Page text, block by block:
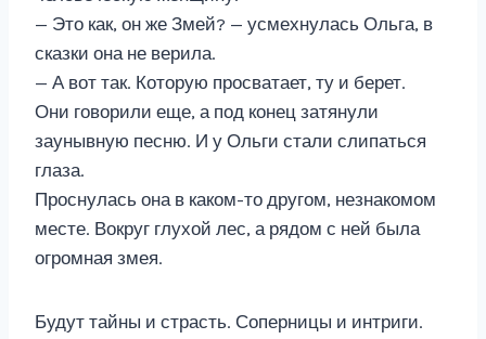
— Это как, он же Змей? — усмехнулась Ольга, в
сказки она не верила.
— А вот так. Которую просватает, ту и берет.
Они говорили еще, а под конец затянули
заунывную песню. И у Ольги стали слипаться
глаза.
Проснулась она в каком-то другом, незнакомом
месте. Вокруг глухой лес, а рядом с ней была
огромная змея.
Будут тайны и страсть. Соперницы и интриги.